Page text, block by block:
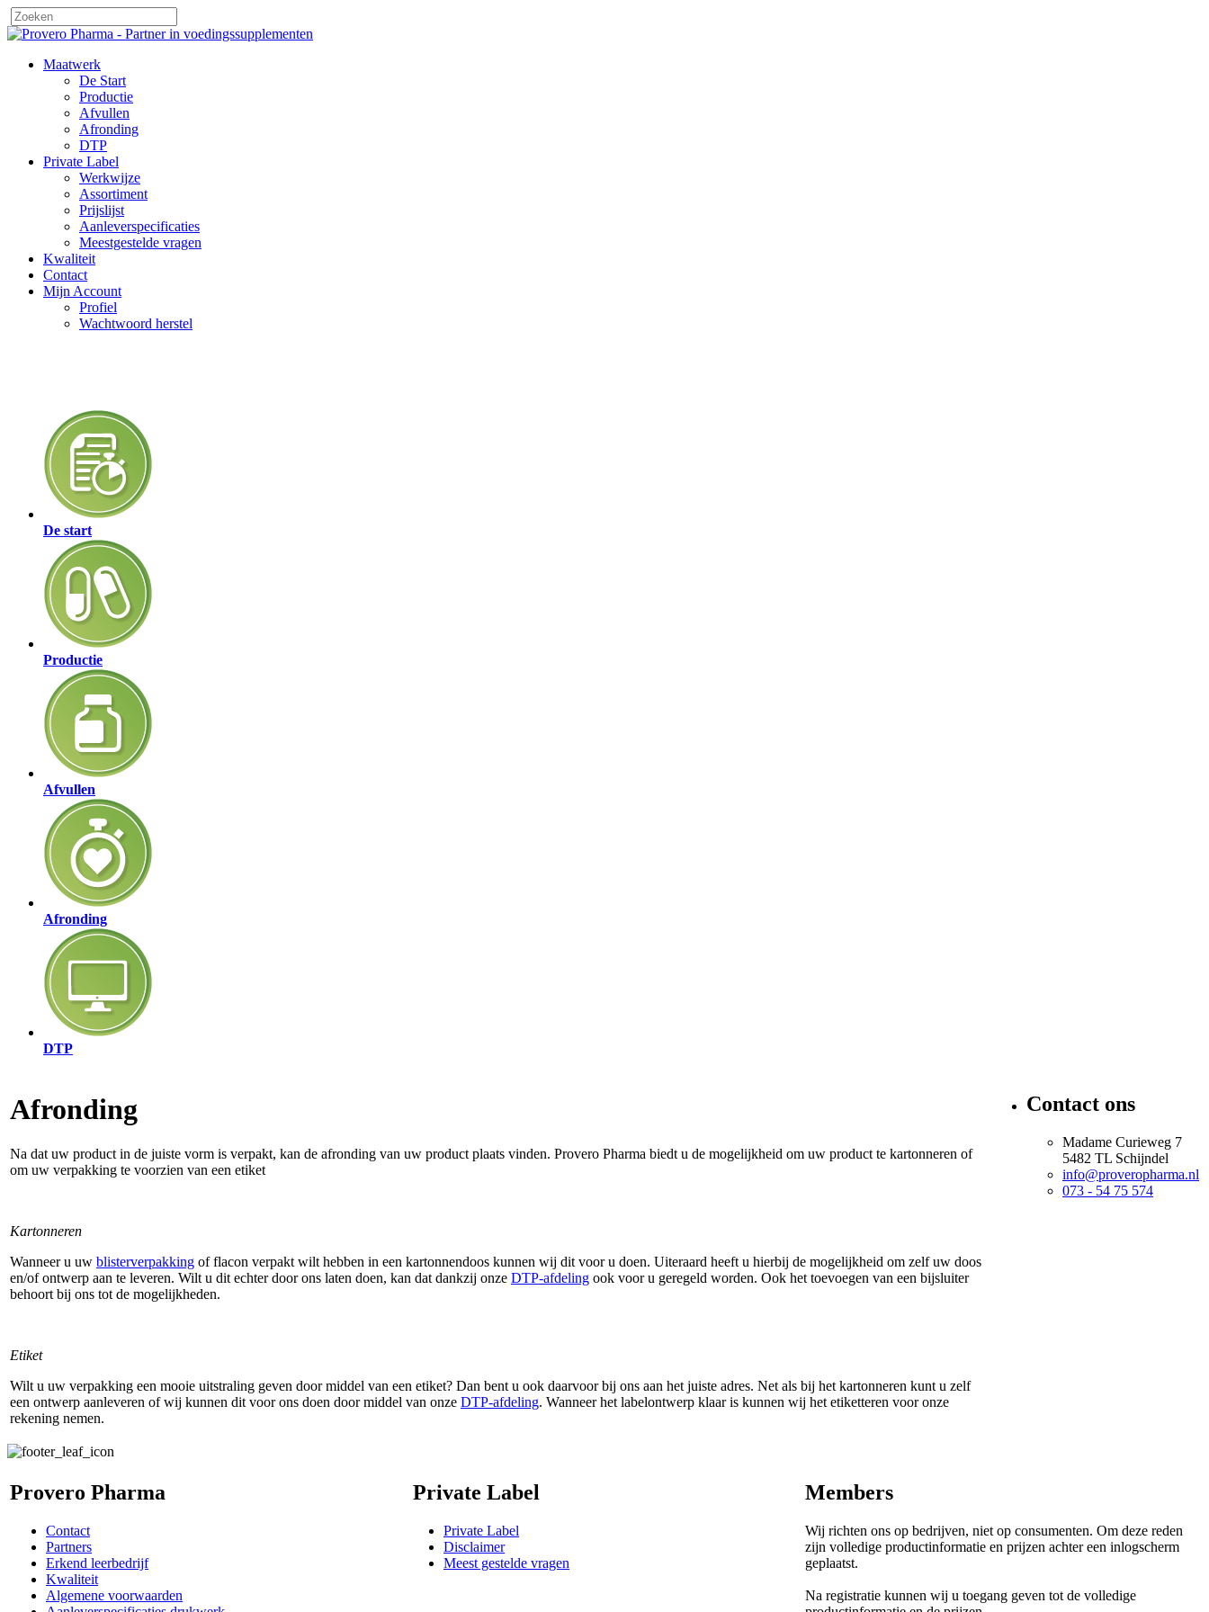
Maatwerk
De Start
Productie
Afvullen
Afronding
DTP
Private Label
Werkwijze
Assortiment
Prijslijst
Aanleverspecificaties
Meestgestelde vragen
Kwaliteit
Contact
Mijn Account
Profiel
Wachtwoord herstel
De start
Productie
Afvullen
Afronding
DTP
Afronding
Na dat uw product in de juiste vorm is verpakt, kan de afronding van uw product plaats vinden. Provero Pharma biedt u de mogelijkheid om uw product te kartonneren of
om uw verpakking te voorzien van een etiket
Kartonneren
Wanneer u uw blisterverpakking of flacon verpakt wilt hebben in een kartonnendoos kunnen wij dit voor u doen. Uiteraard heeft u hierbij de mogelijkheid om zelf uw doos
en/of ontwerp aan te leveren. Wilt u dit echter door ons laten doen, kan dat dankzij onze DTP-afdeling ook voor u geregeld worden. Ook het toevoegen van een bijsluiter
behoort bij ons tot de mogelijkheden.
Etiket
Wilt u uw verpakking een mooie uitstraling geven door middel van een etiket? Dan bent u ook daarvoor bij ons aan het juiste adres. Net als bij het kartonneren kunt u zelf
een ontwerp aanleveren of wij kunnen dit voor ons doen door middel van onze DTP-afdeling. Wanneer het labelontwerp klaar is kunnen wij het etiketteren voor onze
rekening nemen.
Contact ons
Madame Curieweg 7
5482 TL Schijndel
info@proveropharma.nl
073 - 54 75 574
Provero Pharma
Contact
Partners
Erkend leerbedrijf
Kwaliteit
Algemene voorwaarden
Private Label
Private Label
Disclaimer
Meest gestelde vragen
Members
Wij richten ons op bedrijven, niet op consumenten. Om deze reden
zijn volledige productinformatie en prijzen achter een inlogscherm
geplaatst.
Na registratie kunnen wij u toegang geven tot de volledige